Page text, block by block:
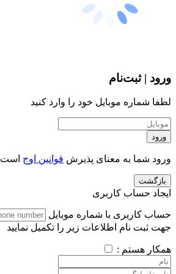
ورود | ثبت‌نام
لطفا شماره موبایل خود را وارد کنید
ورود
ورود شما به معنای پذیرش قوانین اوج است
بازگشت
ایجاد حساب کاربری
حساب کاربری با شماره موبایل
جهت ثبت نام اطلاعات زیر را تکمیل نمایید
همکار هستم :